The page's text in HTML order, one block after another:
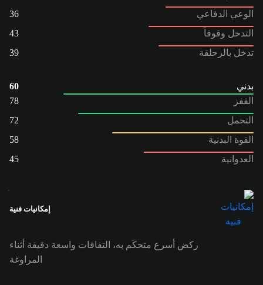
الوعي الدفاعي
36
التدخل وقوفاً
43
تدخل بالزحلقة
39
بدني
60
القفز
78
التحمل
72
القوة البدنية
58
العدوانية
45
إمكانيات فنية
ركض أسرع متحكَم به، التفافات واسعة دقيقة أثناء
المراوغة